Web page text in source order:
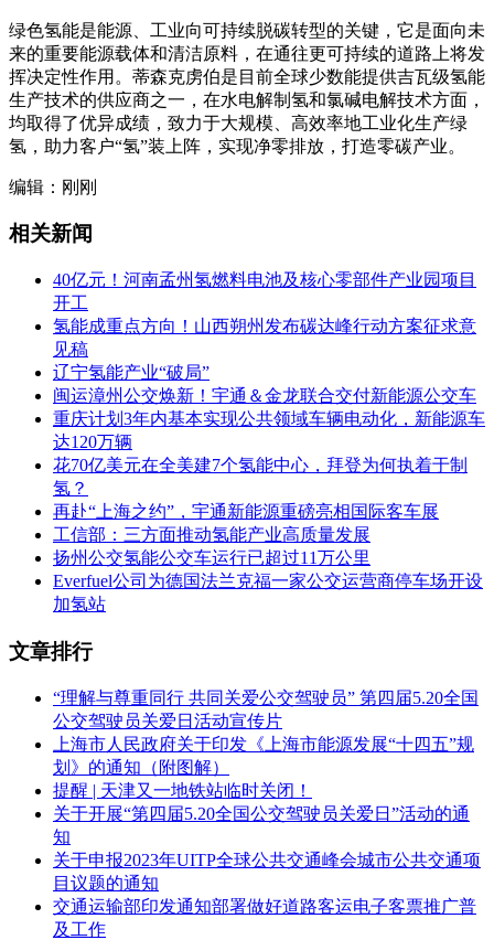
绿色氢能是能源、工业向可持续脱碳转型的关键，它是面向未
来的重要能源载体和清洁原料，在通往更可持续的道路上将发
挥决定性作用。蒂森克虏伯是目前全球少数能提供吉瓦级氢能
生产技术的供应商之一，在水电解制氢和氯碱电解技术方面，
均取得了优异成绩，致力于大规模、高效率地工业化生产绿
氢，助力客户“氢”装上阵，实现净零排放，打造零碳产业。
编辑：刚刚
相关新闻
40亿元！河南孟州氢燃料电池及核心零部件产业园项目
开工
氢能成重点方向！山西朔州发布碳达峰行动方案征求意
见稿
辽宁氢能产业“破局”
闽运漳州公交焕新！宇通＆金龙联合交付新能源公交车
重庆计划3年内基本实现公共领域车辆电动化，新能源车
达120万辆
花70亿美元在全美建7个氢能中心，拜登为何执着于制
氢？
再赴“上海之约”，宇通新能源重磅亮相国际客车展
工信部：三方面推动氢能产业高质量发展
扬州公交氢能公交车运行已超过11万公里
Everfuel公司为德国法兰克福一家公交运营商停车场开设
加氢站
文章排行
“理解与尊重同行 共同关爱公交驾驶员” 第四届5.20全国
公交驾驶员关爱日活动宣传片
上海市人民政府关于印发《上海市能源发展“十四五”规
划》的通知（附图解）
提醒 | 天津又一地铁站临时关闭！
关于开展“第四届5.20全国公交驾驶员关爱日”活动的通
知
关于申报2023年UITP全球公共交通峰会城市公共交通项
目议题的通知
交通运输部印发通知部署做好道路客运电子客票推广普
及工作